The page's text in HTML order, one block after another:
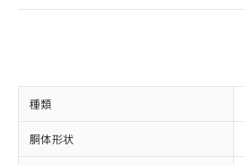
種類
胴体形状